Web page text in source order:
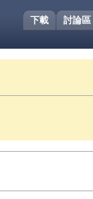
討論區
下載